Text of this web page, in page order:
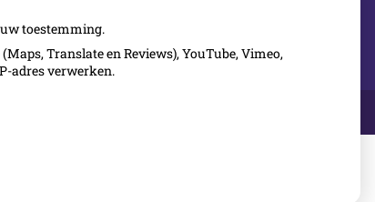
toestemming.
Translate en Reviews), YouTube, Vimeo,
adres verwerken.